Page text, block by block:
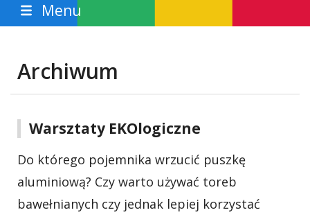
Menu
Archiwum
Warsztaty EKOlogiczne
Do którego pojemnika wrzucić puszkę
aluminiową? Czy warto używać toreb
bawełnianych czy jednak lepiej korzystać